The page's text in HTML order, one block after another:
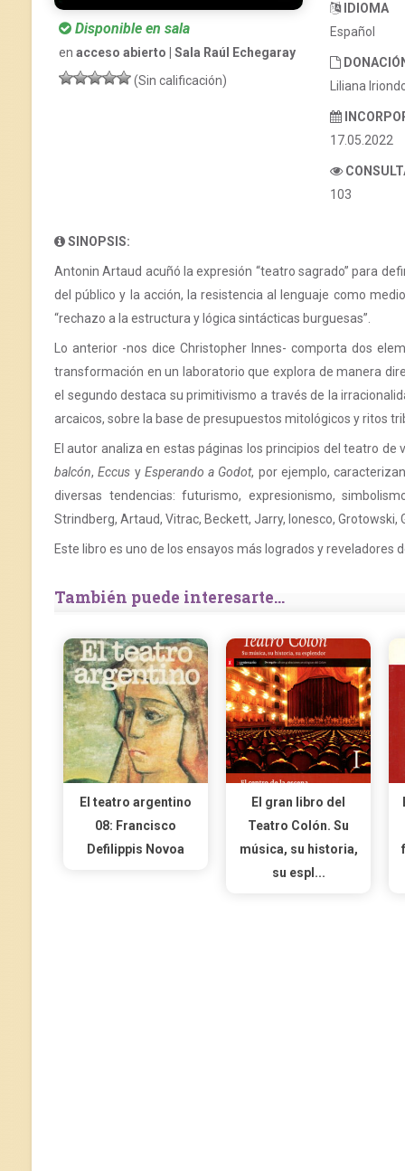
Disponible en sala
en acceso abierto | Sala Raúl Echegaray
(Sin calificación)
IDIOMA
Español
Liliana
17.05.2022
103
SINOPSIS:
Antonin Artaud acuñó la expresión “teatro sagrado” para
del público y la acción, la resistencia al lenguaje como
“rechazo a la estructura y lógica sintácticas burguesas”.
Lo anterior -nos dice Christopher Innes- comporta dos
transformación en un laboratorio que explora de manera
el segundo destaca su primitivismo a través de la
arcaicos, sobre la base de presupuestos mitológicos y ritos
El autor analiza en estas páginas los principios del teatro
balcón,Eccus y Esperando a Godot, por ejemplo,
diversas tendencias: futurismo, expresionismo,
Strindberg, Artaud, Vitrac, Beckett, Jarry, Ionesco,
Este libro es uno de los ensayos más logrados y
También puede interesarte...
El teatro argentino
08: Francisco
Defilippis Novoa
El gran libro del
Teatro Colón. Su
música, su historia,
su espl...